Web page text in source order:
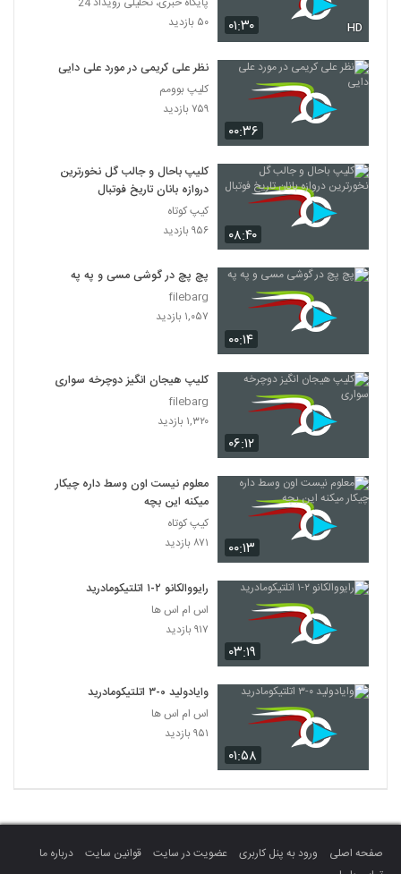
۰۱:۳۰ HD
۵۰ بازدید
۰۰:۳۶
نظر علی کریمی در مورد علی دایی
کلیپ بوومم
۷۵۹ بازدید
۰۸:۴۰
کلیپ باحال و جالب گل نخورترین
دروازه بانان تاریخ فوتبال
کیپ کوتاه
۹۵۶ بازدید
۰۰:۱۴
پچ پچ در گوشی مسی و په په
filebarg
۱,۰۵۷ بازدید
۰۶:۱۲
کلیپ هیجان انگیز دوچرخه سواری
filebarg
۱,۳۲۰ بازدید
۰۰:۱۳
معلوم نیست اون وسط داره چیکار
میکنه این بچه
کیپ کوتاه
۸۷۱ بازدید
۰۳:۱۹
رایووالکانو ۲-۱ اتلتیکومادرید
اس ام اس ها
۹۱۷ بازدید
۰۱:۵۸
وایادولید ۰-۳ اتلتیکومادرید
اس ام اس ها
۹۵۱ بازدید
صفحه اصلی ورود به پنل کاربری عضویت در سایت قوانین سایت
درباره ما